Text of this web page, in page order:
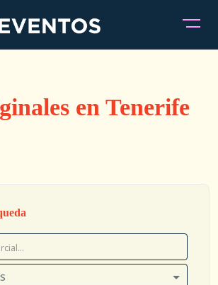
en Tenerife